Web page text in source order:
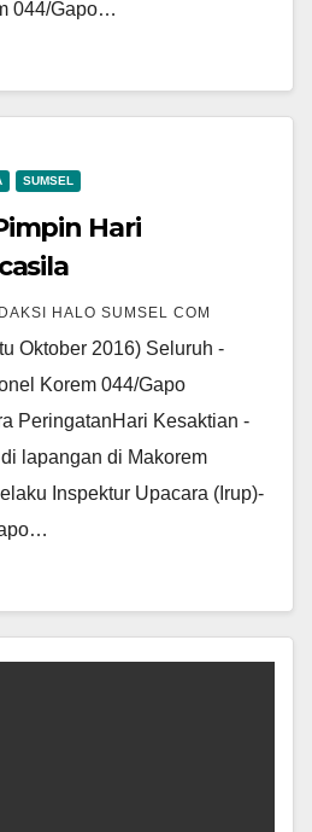
044/Gapo…
SUMSEL
Hari
HALO SUMSEL COM
­Oktober­ ­2016)­ ­Seluruh­
Korem 044/Gapo
PeringatanHari­ ­Kesaktian­
­lapangan­ ­di Makorem
Inspektur­ ­Upacara­ ­(Irup)­